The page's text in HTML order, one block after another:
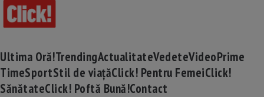
Ultima Oră!TrendingActualitateVedeteVideoPrime
TimeSportStil de viațăClick! Pentru FemeiClick!
SănătateClick! Poftă Bună!Contact